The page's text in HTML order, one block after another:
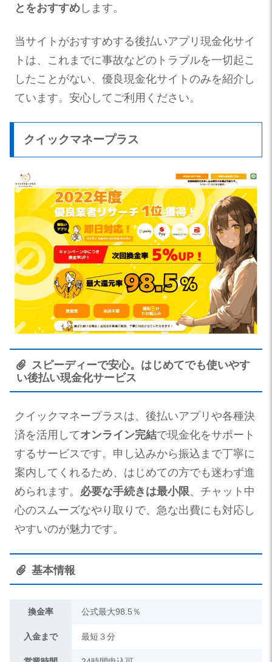
とをおすすめ します。
当サイトがおすすめする後払いアプリ現金化サイ
トは、これまでに事故などのトラブルを一切起こ
したことがない、優良現金化サイトのみを紹介し
ています。安心してご利用ください。
クイックマネープラス
スピーディーで安心。はじめてでも使いやす
い後払い現金化サービス
クイックマネープラスは、後払いアプリや各種決
済を活用してオンライン完結で現金化をサポート
するサービスです。申し込みから振込まで丁寧に
案内してくれるため、はじめての方でも迷わず進
められます。 必要な手続きは最小限、チャット中
心のスムーズなやり取りで、急な出費にも対応し
やすいのが魅力です。
基本情報
換金率 公式最大98.5％
入金まで 最短３分